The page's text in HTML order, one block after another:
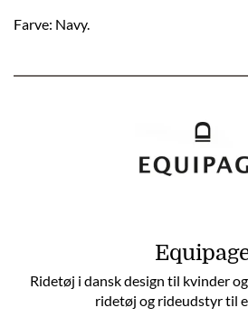
Farve: Navy.
Ridetøj i dansk design til kvinder
ridetøj og rideudstyr til